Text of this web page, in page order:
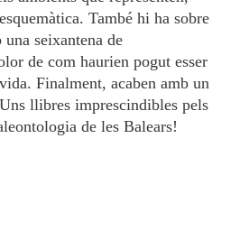
També hi ha sobre
seixantena de
de com haurien pogut esser
Finalment, acaben amb un
llibres imprescindibles pels
de les Balears!